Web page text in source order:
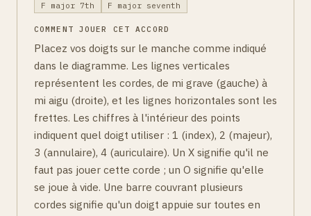
F major 7th
F major seventh
COMMENT JOUER CET ACCORD
Placez vos doigts sur le manche comme indiqué
dans le diagramme. Les lignes verticales
représentent les cordes, de mi grave (gauche) à
mi aigu (droite), et les lignes horizontales sont les
frettes. Les chiffres à l'intérieur des points
indiquent quel doigt utiliser : 1 (index), 2 (majeur),
3 (annulaire), 4 (auriculaire). Un X signifie qu'il ne
faut pas jouer cette corde ; un O signifie qu'elle
se joue à vide. Une barre couvrant plusieurs
cordes signifie qu'un doigt appuie sur toutes en